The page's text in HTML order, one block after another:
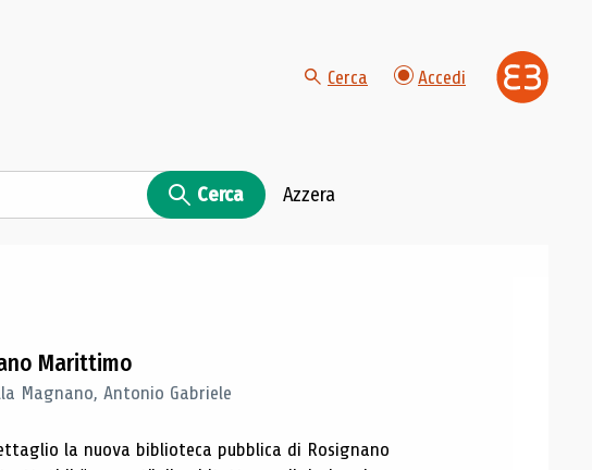
Cerca Accedi
Cerca Azzera
Marittimo
Magnano, Antonio Gabriele
la nuova biblioteca pubblica di Rosignano